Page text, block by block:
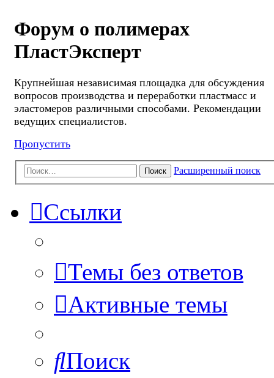
Форум о полимерах
ПластЭксперт
Крупнейшая независимая площадка для обсуждения
вопросов производства и переработки пластмасс и
эластомеров различными способами. Рекомендации
ведущих специалистов.
Пропустить
Поиск Расширенный поиск
Ссылки
Темы без ответов
Активные темы
Поиск